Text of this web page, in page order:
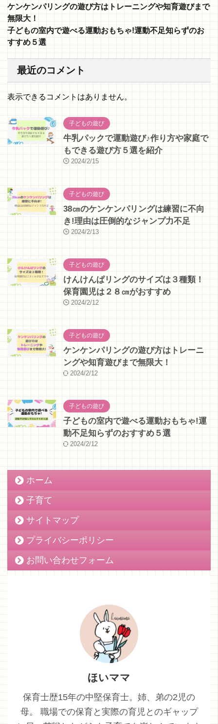
ケンケンパリングの遊び方はトレーニングや知育遊びまで
無限大！
子どもの室内で遊べる運動おもちゃ!運動不足知らずのお
すすめ５選
最近のコメント
表示できるコメントはありません。
子どもの遊び
牛乳パックで運動遊び♪作り方や家庭で
もできる遊び方５選を紹介
2024/2/15
子どもの遊び
38㎝のケンケンパリングは練習に不向
き!理由は圧倒的なジャンプ力不足
2024/2/13
子どもの遊び
けんけんぱリングのサイズは３種類！
保育園児は２８㎝がおすすめ
2024/2/12
子どもの遊び
ケンケンパリングの遊び方はトレーニ
ングや知育遊びまで無限大！
2024/2/12
子どもの遊び
子どもの室内で遊べる運動おもちゃ!運
動不足知らずのおすすめ５選
2024/2/12
ホーム
子育て
サイトマップ
プライバシーポリシー
お問い合わせフォーム
ほいママ
保育士歴15年の中堅保育士。姉、弟の2児の
母。 職場での保育と実際の育児とのギャップ